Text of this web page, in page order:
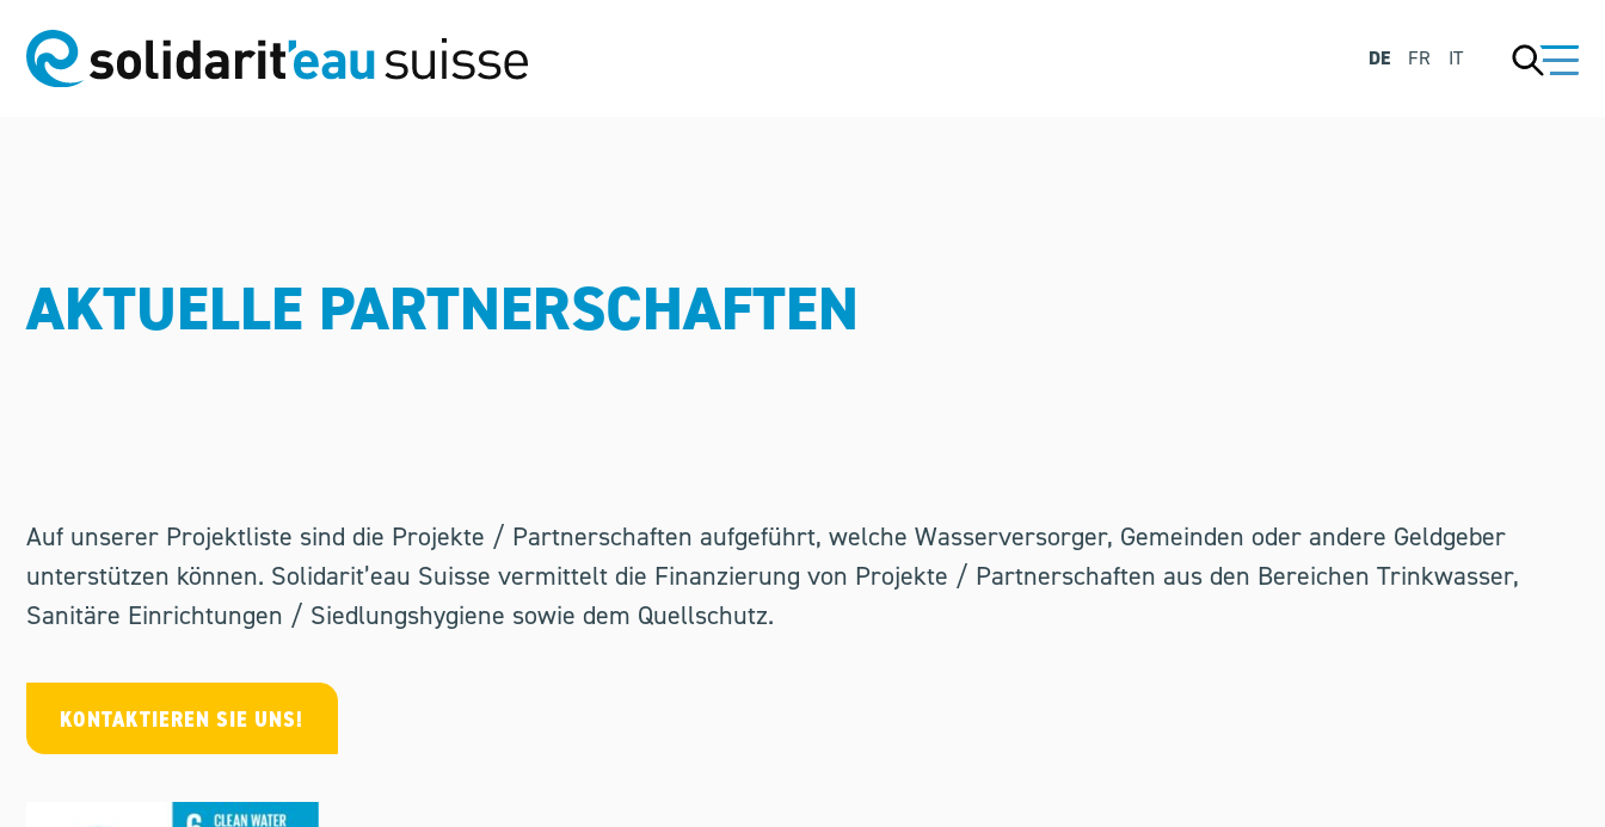
DE FR IT
AKTUELLE PARTNERSCHAFTEN
Auf unserer Projektliste sind die Projekte / Partnerschaften aufgeführt, welche Wasserversorger, Gemeinden oder andere Geldgeber
unterstützen können. Solidarit’eau Suisse vermittelt die Finanzierung von Projekte / Partnerschaften aus den Bereichen Trinkwasser,
Sanitäre Einrichtungen / Siedlungshygiene sowie dem Quellschutz.
KONTAKTIEREN SIE UNS!